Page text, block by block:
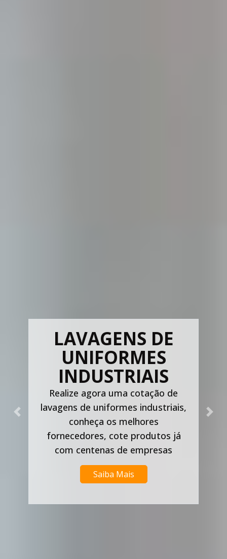
LAVAGENS DE
UNIFORMES
INDUSTRIAIS
Realize agora uma cotação de
lavagens de uniformes industriais,
conheça os melhores
fornecedores, cote produtos já
com centenas de empresas
Saiba Mais
Previous Next